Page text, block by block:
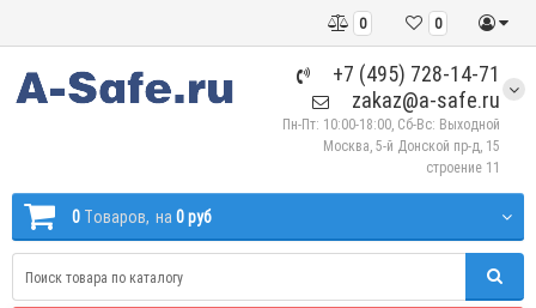
0
0
+7 (495) 728-14-71
zakaz@a-safe.ru
Пн-Пт: 10:00-18:00, Сб-Вс: Выходной
Москва, 5-й Донской пр-д, 15
строение 11
0 Tоваров, на 0 руб